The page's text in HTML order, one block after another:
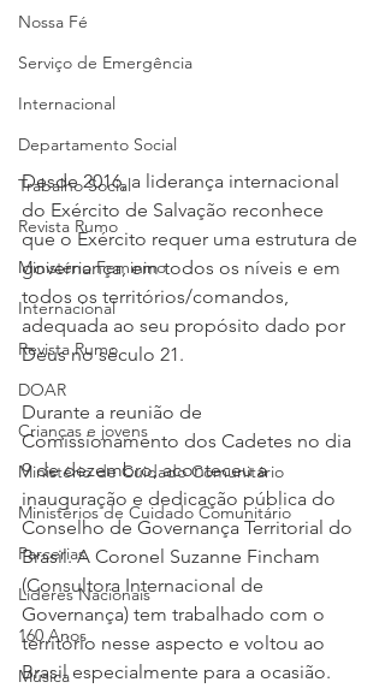
Nossa Fé
Serviço de Emergência
Internacional
Departamento Social
Trabalho Social
Revista Rumo
Ministério Feminino
Internacional
Revista Rumo
DOAR
Crianças e jovens
Ministério de Cuidado Comunitário
Ministérios de Cuidado Comunitário
Parcerias
Líderes Nacionais
160 Anos
Música
Desde 2016, a liderança internacional
do Exército de Salvação reconhece
que o Exército requer uma estrutura de
governança, em todos os níveis e em
todos os territórios/comandos,
adequada ao seu propósito dado por
Deus no século 21.
Durante a reunião de
Comissionamento dos Cadetes no dia
9 de dezembro, aconteceu a
inauguração e dedicação pública do
Conselho de Governança Territorial do
Brasil. A Coronel Suzanne Fincham
(Consultora Internacional de
Governança) tem trabalhado com o
território nesse aspecto e voltou ao
Brasil especialmente para a ocasião.